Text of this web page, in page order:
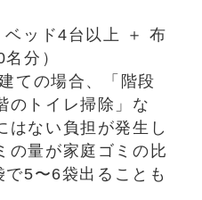
ベッド4台以上 ＋ 布
分）
ての場合、「階段
のトイレ掃除」な
はない負担が発生し
の量が家庭ゴミの比
5〜6袋出ることも